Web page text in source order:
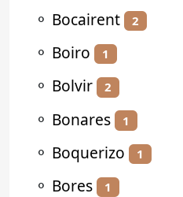
⚬ Bocairent 2
⚬ Boiro 1
⚬ Bolvir 2
⚬ Bonares 1
⚬ Boquerizo 1
⚬ Bores 1